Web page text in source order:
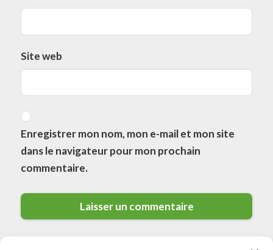
Site web
Enregistrer mon nom, mon e-mail et mon site
dans le navigateur pour mon prochain
commentaire.